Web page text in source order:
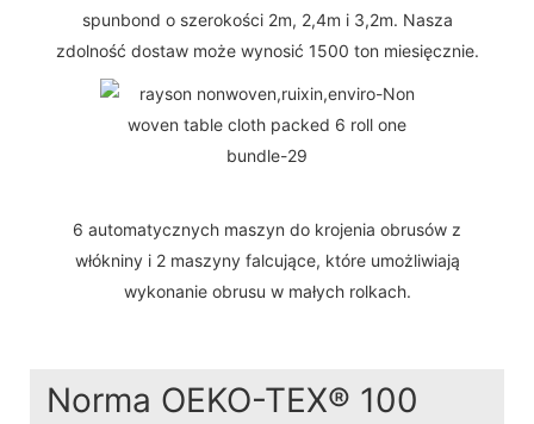
spunbond o szerokości 2m, 2,4m i 3,2m. Nasza
zdolność dostaw może wynosić 1500 ton miesięcznie.
6 automatycznych maszyn do krojenia obrusów z
włókniny i 2 maszyny falcujące, które umożliwiają
wykonanie obrusu w małych rolkach.
Norma OEKO-TEX® 100